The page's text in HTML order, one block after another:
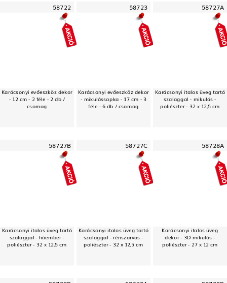
58722
Karácsonyi evőeszköz dekor
- 12 cm - 2 féle - 2 db /
csomag
58723
Karácsonyi evőeszköz dekor
- mikulássapka - 17 cm - 3
féle - 6 db / csomag
58727A
Karácsonyi italos üveg tartó
szalaggal - mikulás -
poliészter - 32 x 12,5 cm
58727B
Karácsonyi italos üveg tartó
szalaggal - hóember -
poliészter - 32 x 12,5 cm
58727C
Karácsonyi italos üveg tartó
szalaggal - rénszarvas -
poliészter - 32 x 12,5 cm
58728A
Karácsonyi italos üveg
dekor - 3D mikulás -
poliészter - 27 x 12 cm